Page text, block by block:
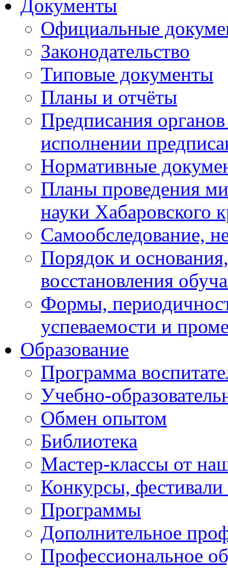
Документы
Официальные
Законодательство
Типовые документы
Планы и отчёты
Предписания
исполнении
Нормативные
Планы проведения
науки Хабаровского
Самообследование,
Порядок и
восстановления
Формы,
успеваемости и
Образование
Программа
Учебно-
Обмен опытом
Библиотека
Мастер-классы от
Конкурсы,
Программы
Дополнительное
Профессиональное